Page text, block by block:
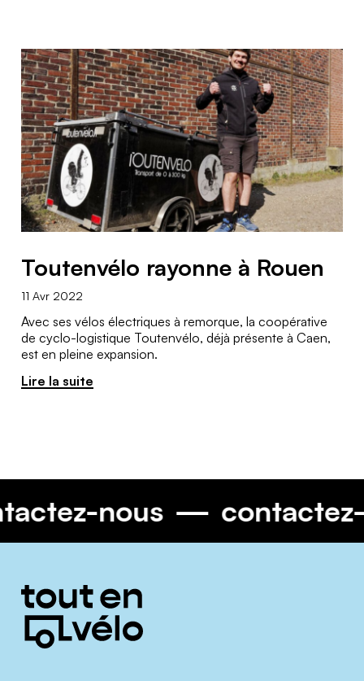
Toutenvélo rayonne à Rouen
11 Avr 2022
Avec ses vélos électriques à remorque, la coopérative
de cyclo-logistique Toutenvélo, déjà présente à Caen,
est en pleine expansion.
Lire la suite
nous
Informations
complémentaires